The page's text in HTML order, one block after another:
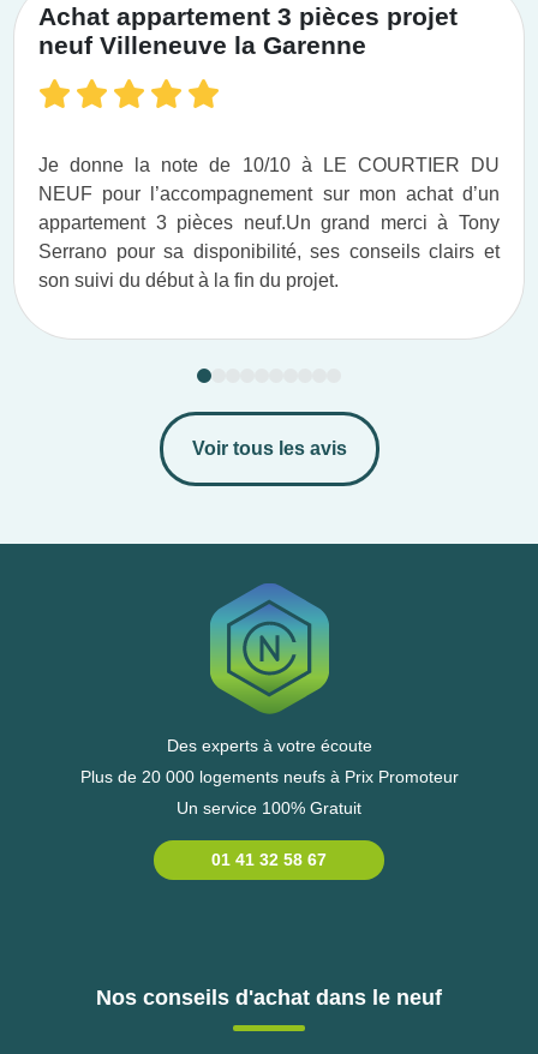
Achat appartement 3 pièces projet
neuf Villeneuve la Garenne
Je donne la note de 10/10 à LE COURTIER DU
NEUF pour l’accompagnement sur mon achat d’un
appartement 3 pièces neuf.​ Un grand merci à Tony
Serrano pour sa disponibilité, ses conseils clairs et
son suivi du début à la fin du projet.​
Voir tous les avis
Des experts à votre écoute
Plus de 20 000 logements neufs à Prix Promoteur
Un service 100% Gratuit
01 41 32 58 67
Nos conseils d'achat dans le neuf